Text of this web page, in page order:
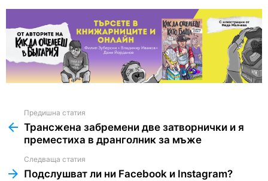
more
Предишна статия
Трансжена забремени две затворнички и я
преместиха в дранголник за мъже
Следваща статия
Подслушват ли ни Facebook и Instagram?